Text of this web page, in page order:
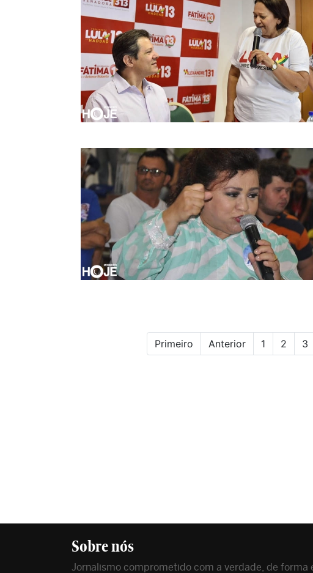
Primeiro Anterior 1 2 3
Sobre nós
Jornalismo comprometido com a verdade, de forma